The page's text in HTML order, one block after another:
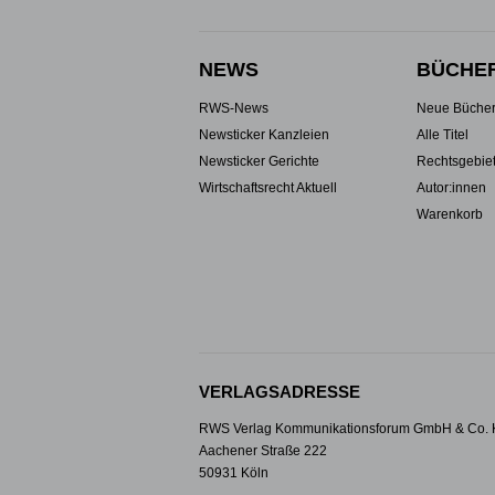
NEWS
RWS-News
Newsticker Kanzleien
Newsticker Gerichte
Wirtschaftsrecht Aktuell
Neue Bücher
Alle Titel
Autor:innen
Warenkorb
VERLAGSADRESSE
RWS Verlag Kommunikationsforum GmbH & Co.
Aachener Straße 222
50931 Köln